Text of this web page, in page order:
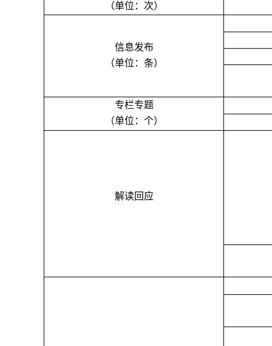
（单位：次）
信息发布
（单位：条）
专栏专题
（单位：个）
解读回应